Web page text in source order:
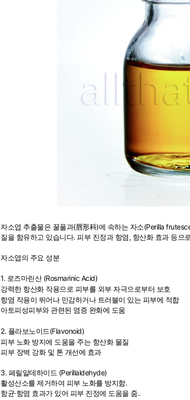
자소엽 추출물은 꿀풀과(唇形科)에 속하는 자소(Perilla
질을 함유하고 있습니다. 피부 진정과 항염, 항산화 효과 등으
자소엽의 주요 성분
1. 로즈마린산 (Rosmarinic Acid)
강력한 항산화 작용으로 피부를 외부 자극으로부터 보호
항염 작용이 뛰어나 민감하거나 트러블이 있는 피부에 적합
아토피성피부와 관련된 염증 완화에 도움
2. 플라보노이드(Flavonoid)
피부 노화 방지에 도움을 주는 항산화 물질
피부 장벽 강화 및 톤 개선에 효과
3. 페릴알데하이드 (Perillaldehyde)
활성산소를 제거하여 피부 노화를 방지함.
항균·항염 효과가 있어 피부 진정에 도움을 줌..